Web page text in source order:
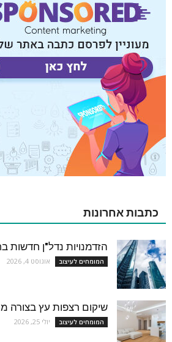
כתבות אחרונות
הזדמנויות נדל"ן חדשות
המומחים לעיצוב אוגוסט 4, 2026
שיקום רצפות עץ בצורה
המומחים לעיצוב יולי 25, 2026